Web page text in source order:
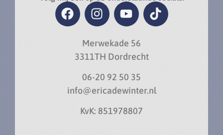
Merwekade 56
3311TH Dordrecht
06-20 92 50 35
info@ericadewinter.nl
KvK: 851978807